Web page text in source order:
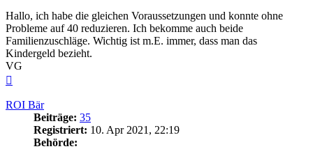
Hallo, ich habe die gleichen Voraussetzungen und konnte ohne
Probleme auf 40 reduzieren. Ich bekomme auch beide
Familienzuschläge. Wichtig ist m.E. immer, dass man das
Kindergeld bezieht.
VG
ROI Bär
Beiträge: 35
Registriert: 10. Apr 2021, 22:19
Behörde: